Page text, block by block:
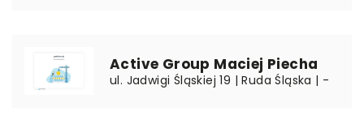
Active Group Maciej Piecha
ul. Jadwigi Śląskiej 19 | Ruda Śląska | -